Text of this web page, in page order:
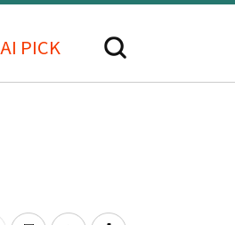
AI PICK